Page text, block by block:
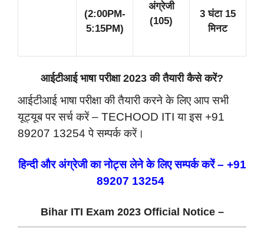
(2:00PM-
5:15PM)
अंग्रेजी
(105)
3 घंटा 15
मिनट
आईटीआई भाषा परीक्षा 2023 की तैयारी कैसे करें?
आईटीआई भाषा परीक्षा की तैयारी करने के लिए आप सभी
यूट्यूब पर सर्च करें – TECHOOD ITI या इस +91
89207 13254 पे सम्पर्क करें।
हिन्दी और अंग्रेजी का नोट्स लेने के लिए सम्पर्क करें – +91
89207 13254
Bihar ITI Exam 2023 Official Notice –